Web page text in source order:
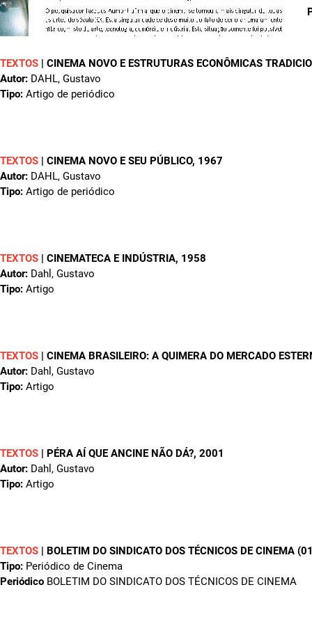
TEXTOS | CINEMA NOVO E ESTRUTURAS ECONÔMICAS
Autor: DAHL, Gustavo
Tipo: Artigo de periódico
TEXTOS | CINEMA NOVO E SEU PÚBLICO, 1967
Autor: DAHL, Gustavo
Tipo: Artigo de periódico
TEXTOS | CINEMATECA E INDÚSTRIA, 1958
Autor: Dahl, Gustavo
Tipo: Artigo
TEXTOS | CINEMA BRASILEIRO: A QUIMERA DO MERCADO
Autor: Dahl, Gustavo
Tipo: Artigo
TEXTOS | PÉRA AÍ QUE ANCINE NÃO DÁ?, 2001
Autor: Dahl, Gustavo
Tipo: Artigo
TEXTOS | BOLETIM DO SINDICATO DOS TÉCNICOS DE CINEMA
Tipo: Periódico de Cinema
Periódico BOLETIM DO SINDICATO DOS TÉCNICOS DE CINEMA